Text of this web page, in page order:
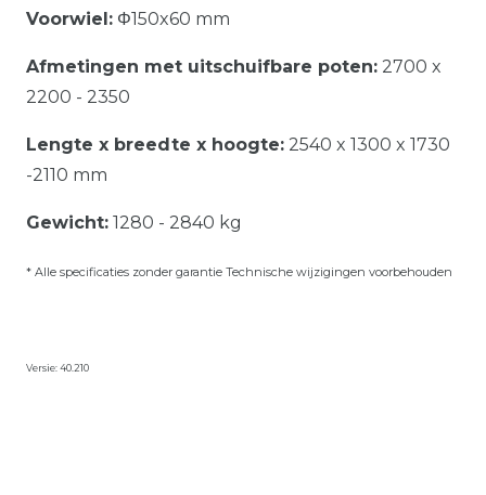
Voorwiel: Φ150x60 mm
Afmetingen met uitschuifbare poten: 2700 x
2200 - 2350
Lengte x breedte x hoogte: 2540 x 1300 x 1730
-2110 mm
Gewicht: 1280 - 2840 kg
* Alle specificaties zonder garantie Technische wijzigingen voorbehouden
Versie: 40.210